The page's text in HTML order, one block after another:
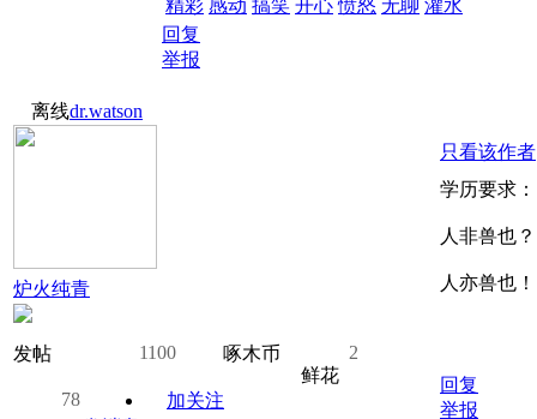
精彩 感动 搞笑 开心 愤怒 无聊 灌水
回复
举报
离线dr.watson
炉火纯青
发帖 1100 啄木币
2
鲜花
78
加关注
只看该作者
学历要求
人非兽也？
人亦兽也！
回复
举报